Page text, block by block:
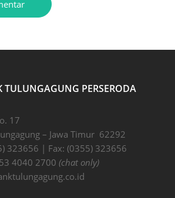
TULUNGAGUNG PERSERODA
17
– Jawa Timur 62292
323656 | Fax: (0355) 323656
4040 2700 (chat only)